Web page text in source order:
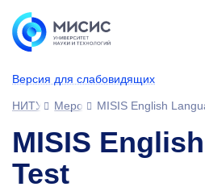
Версия для слабовидящих
НИТУ МИСИСМероприятияMISIS English
MISIS
Test